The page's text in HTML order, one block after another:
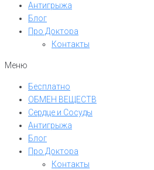
Антигрыжа
Блог
Про Доктора
Контакты
Меню
Бесплатно
ОБМЕН ВЕЩЕСТВ
Сердце и Сосуды
Антигрыжа
Блог
Про Доктора
Контакты